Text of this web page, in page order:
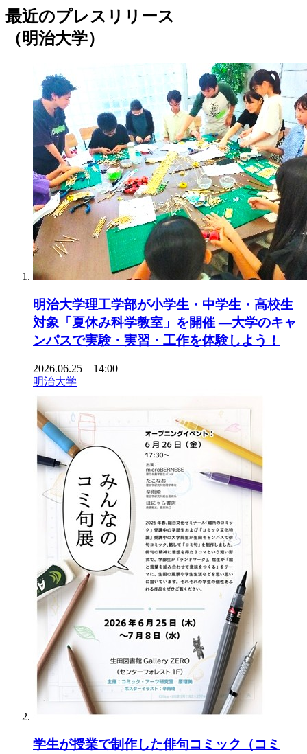
最近のプレスリリース
（明治大学）
明治大学理工学部が小学生・中学生・高校生
対象「夏休み科学教室」を開催 ―大学のキャ
ンパスで実験・実習・工作を体験しよう！
2026.06.25 14:00
明治大学
学生が授業で制作した俳句コミック（コミ